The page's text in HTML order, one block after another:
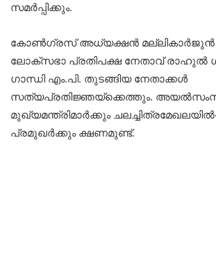
സമർപ്പിക്കും.
കോൺഗ്രസ് അധ്യക്ഷൻ മല്ലികാർജുൻ
ലോക്‌സഭാ പ്രതിപക്ഷ നേതാവ് രാഹുൽ
ഗാന്ധി എം.പി. തുടങ്ങിയ നേതാക്കൾ
സത്യപ്രതിജ്ഞയ്ക്കെത്തും.
മുഖ്യമന്ത്രിമാർക്കും
പ്രമുഖർക്കും ക്ഷണമുണ്ട്.